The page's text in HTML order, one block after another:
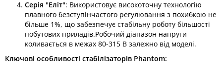
Серія "Еліт": Використовує високоточну технологію
плавного безступінчастого регулювання з похибкою не
більше 1%, що забезпечує стабільну роботу більшості
побутових приладів.Робочий діапазон напруги
коливається в межах 80-315 В залежно від моделі. ​
Ключові особливості стабілізаторів Phantom: